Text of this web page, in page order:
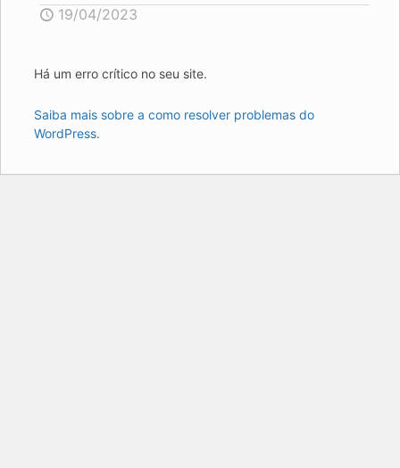
19/04/2023
Há um erro crítico no seu site.
Saiba mais sobre a como resolver problemas do
WordPress.